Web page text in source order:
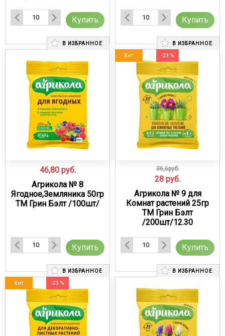
Купить Купить
В ИЗБРАННОЕ
46,80 руб.
Агрикола № 8
Ягодное,Земляника 50гр
ТМ Грин Бэлт /100шт/
Купить
В ИЗБРАННОЕ
-23 %
Хит
36,6руб.
28 руб.
Агрикола № 9 для
Комнат растений 25гр
ТМ Грин Бэлт
/200шт/12.30
Купить
В ИЗБРАННОЕ
-23 %
Хит
В ИЗБРАННОЕ